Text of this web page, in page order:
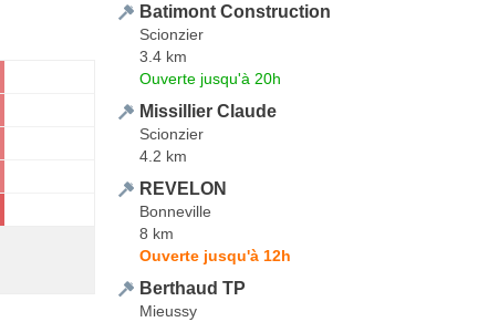
Batimont Construction
Scionzier
3.4 km
Ouverte jusqu'à 20h
Missillier Claude
Scionzier
4.2 km
REVELON
Bonneville
8 km
Ouverte jusqu'à 12h
Berthaud TP
Mieussy